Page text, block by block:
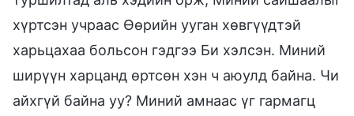
хүртсэн учраас Өөрийн ууган хөвгүүдтэй
харьцахаа больсон гэдгээ Би хэлсэн. Миний
ширүүн харцанд өртсөн хэн ч аюулд байна. Чи
айхгүй байна уу? Миний амнаас үг гармагц